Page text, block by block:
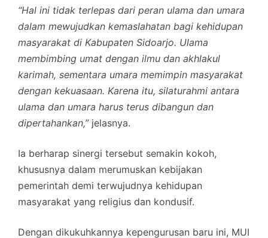
“Hal ini tidak terlepas dari peran ulama dan umara
dalam mewujudkan kemaslahatan bagi kehidupan
masyarakat di Kabupaten Sidoarjo. Ulama
membimbing umat dengan ilmu dan akhlakul
karimah, sementara umara memimpin masyarakat
dengan kekuasaan. Karena itu, silaturahmi antara
ulama dan umara harus terus dibangun dan
dipertahankan,”jelasnya.
Ia berharap sinergi tersebut semakin kokoh,
khususnya dalam merumuskan kebijakan
pemerintah demi terwujudnya kehidupan
masyarakat yang religius dan kondusif.
Dengan dikukuhkannya kepengurusan baru ini, MUI